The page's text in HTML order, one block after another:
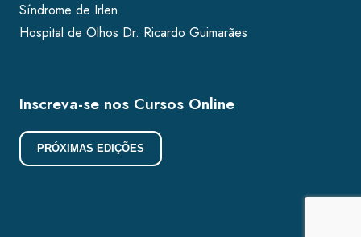
Síndrome de Irlen
Hospital de Olhos Dr. Ricardo Guimarães
Inscreva-se nos Cursos Online
PRÓXIMAS EDIÇÕES